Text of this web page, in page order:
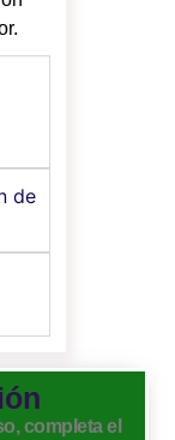
de
completa el